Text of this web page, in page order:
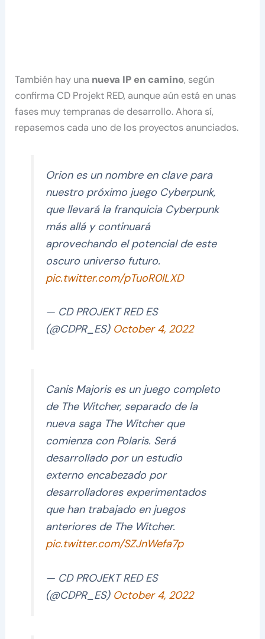
También hay una nueva IP en camino, según
confirma CD Projekt RED, aunque aún está en unas
fases muy tempranas de desarrollo. Ahora sí,
repasemos cada uno de los proyectos anunciados.
Orion es un nombre en clave para
nuestro próximo juego Cyberpunk,
que llevará la franquicia Cyberpunk
más allá y continuará
aprovechando el potencial de este
oscuro universo futuro.
pic.twitter.com/pTuoR0lLXD
— CD PROJEKT RED ES
(@CDPR_ES) October 4, 2022
Canis Majoris es un juego completo
de The Witcher, separado de la
nueva saga The Witcher que
comienza con Polaris. Será
desarrollado por un estudio
externo encabezado por
desarrolladores experimentados
que han trabajado en juegos
anteriores de The Witcher.
pic.twitter.com/SZJnWefa7p
— CD PROJEKT RED ES
(@CDPR_ES) October 4, 2022